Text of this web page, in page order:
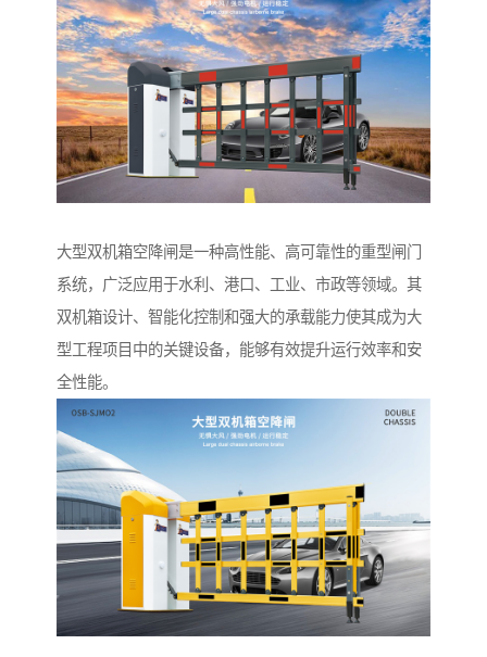
大型双机箱空降闸是一种高性能、高可靠性的重型闸门
系统，广泛应用于水利、港口、工业、市政等领域。其
双机箱设计、智能化控制和强大的承载能力使其成为大
型工程项目中的关键设备，能够有效提升运行效率和安
全性能。